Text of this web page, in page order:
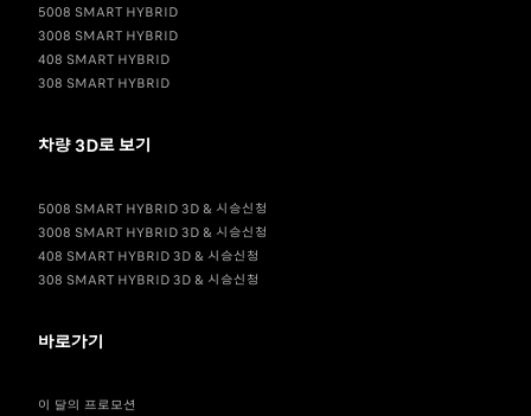
5008 SMART HYBRID
3008 SMART HYBRID
408 SMART HYBRID
308 SMART HYBRID
차량 3D로 보기
5008 SMART HYBRID 3D & 시승신청
3008 SMART HYBRID 3D & 시승신청
408 SMART HYBRID 3D & 시승신청
308 SMART HYBRID 3D & 시승신청
바로가기
이 달의 프로모션